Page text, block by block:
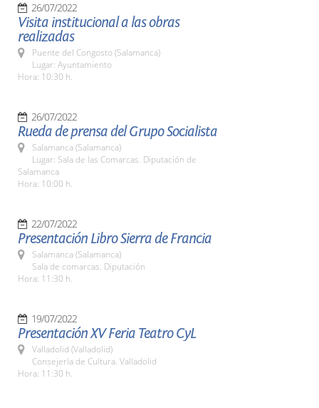
26/07/2022
Visita institucional a las obras
realizadas
Puente del Congosto (Salamanca)
Lugar: Ayuntamiento
Hora: 10:30 h.
26/07/2022
Rueda de prensa del Grupo Socialista
Salamanca (Salamanca)
Lugar: Sala de las Comarcas. Diputación de
Salamanca
Hora: 10:00 h.
22/07/2022
Presentación Libro Sierra de Francia
Salamanca (Salamanca)
Sala de comarcas. Diputación
Hora: 11:30 h.
19/07/2022
Presentación XV Feria Teatro CyL
Valladolid (Valladolid)
Consejería de Cultura. Valladolid
Hora: 11:30 h.